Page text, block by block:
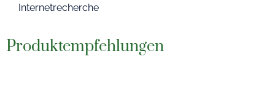
Internetrecherche
Produktempfehlungen